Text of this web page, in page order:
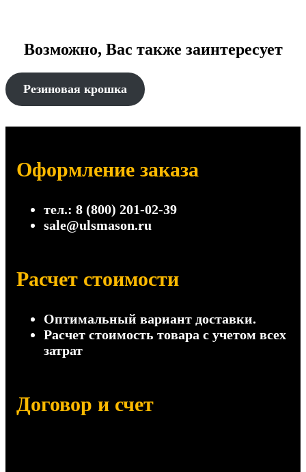
Возможно, Вас также заинтересует
Резиновая крошка
Оформление заказа
тел.: 8 (800) 201-02-39
sale@ulsmason.ru
Расчет стоимости
Оптимальный вариант доставки.
Расчет стоимость товара с учетом всех
затрат
Договор и счет